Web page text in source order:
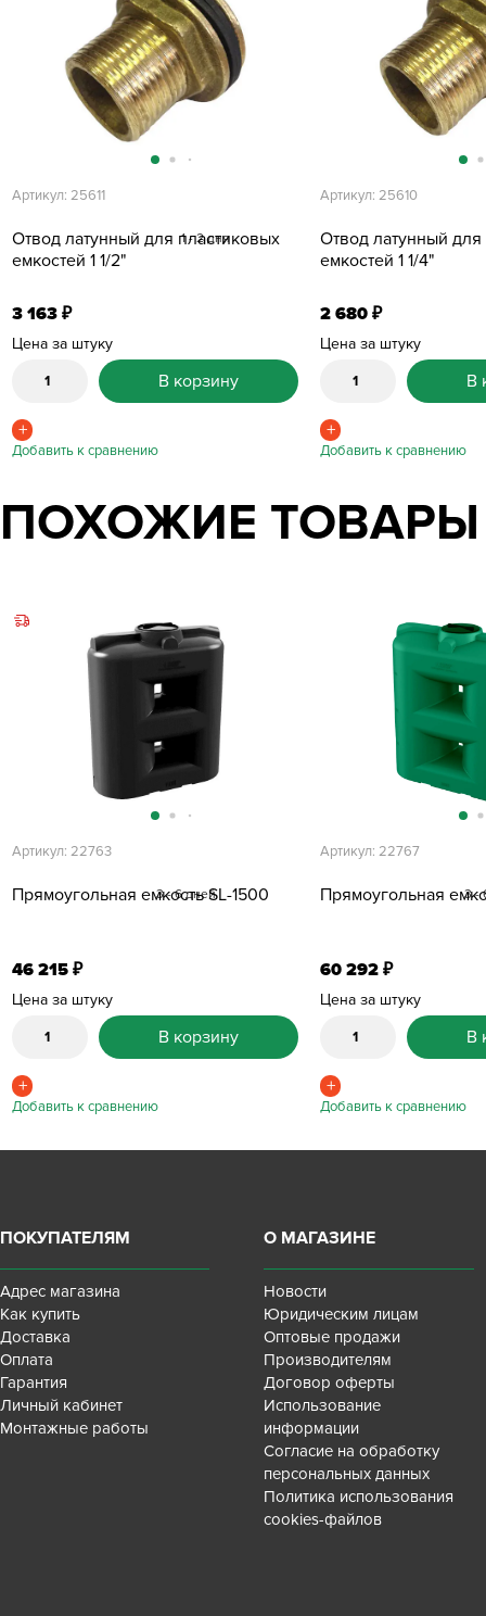
Отвод латунный для пластиковых
емкостей 1 1/2"
Артикул: 25611
1 - 2 дня
3 163 ₽
Цена за штуку
В корзину
Отвод латунный для
емкостей 1 1/4"
Артикул: 25610
2 680 ₽
Цена за штуку
В
ПОХОЖИЕ ТОВАРЫ
Прямоугольная емкость SL-1500
Артикул: 22763
3 - 6 дней
46 215 ₽
Цена за штуку
В корзину
Прямоугольная
Артикул: 22767
3 -
60 292 ₽
Цена за штуку
В
ПОКУПАТЕЛЯМ
Адрес магазина
Как купить
Доставка
Оплата
Гарантия
Личный кабинет
Монтажные работы
О МАГАЗИНЕ
Новости
Юридическим лицам
Оптовые продажи
Производителям
Договор оферты
Использование
информации
Согласие на обработку
персональных данных
Политика использования
cookies-файлов